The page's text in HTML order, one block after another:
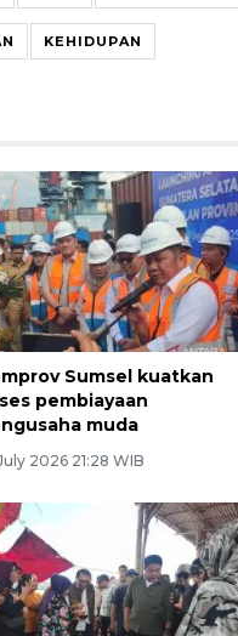
KEHIDUPAN
Sumsel kuatkan
pembiayaan
muda
2026 21:28 WIB